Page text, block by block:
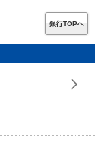
銀行TOPへ